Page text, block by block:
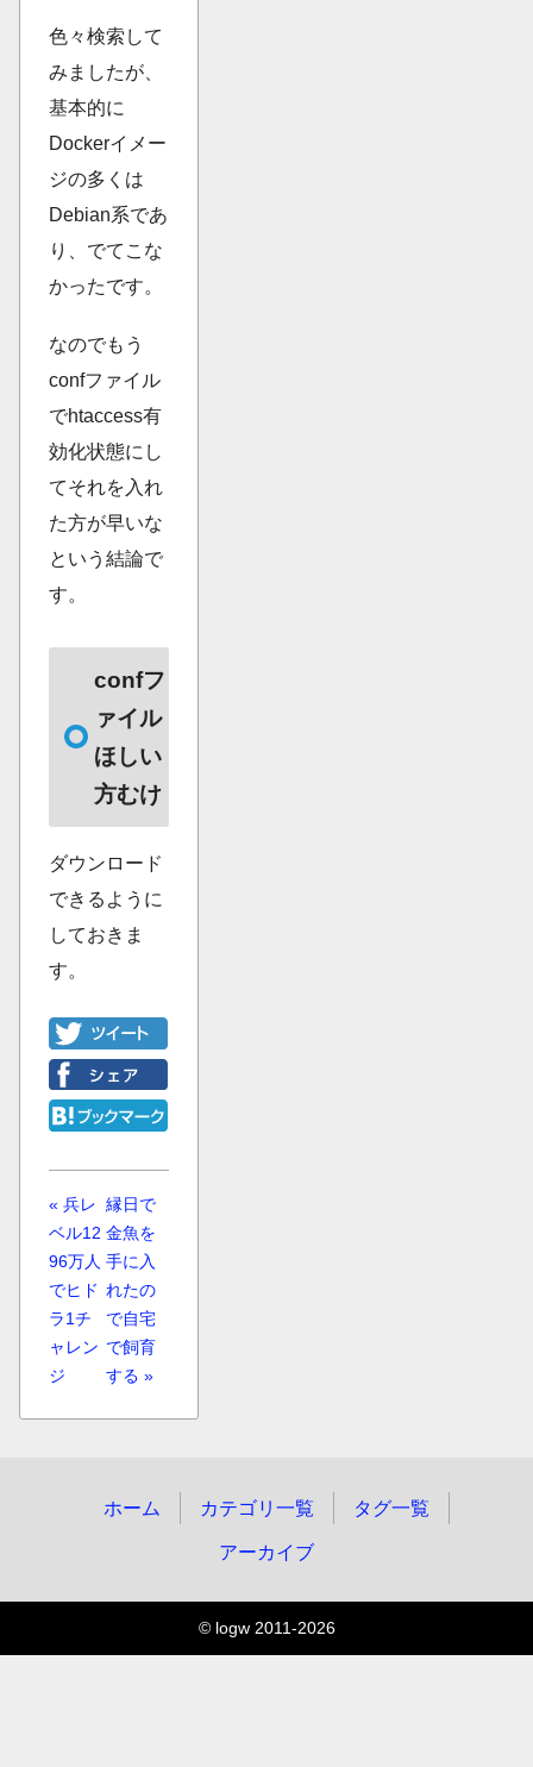
色々検索して
みましたが、
基本的に
Dockerイメー
ジの多くは
Debian系であ
り、でてこな
かったです。
なのでもう
confファイル
でhtaccess有
効化状態にし
てそれを入れ
た方が早いな
という結論で
す。
confフ
ァイル
ほしい
方むけ
ダウンロード
できるように
しておきま
す。
« 兵レ
ベル12
96万人
でヒド
ラ1チ
ャレン
ジ
縁日で
金魚を
手に入
れたの
で自宅
で飼育
する »
ホーム カテゴリ一覧 タグ一覧
アーカイブ
© logw 2011-2026